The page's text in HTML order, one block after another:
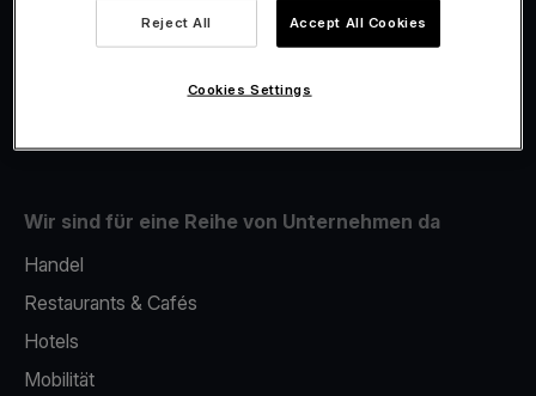
Fiskalisierung
Wir sind für eine Reihe von Unternehmen da
Handel
Restaurants & Cafés
Hotels
Mobilität
Reject All Accept All Cookies
Cookies Settings